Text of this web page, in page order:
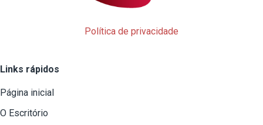
Política de privacidade
Links rápidos
Página inicial
O Escritório